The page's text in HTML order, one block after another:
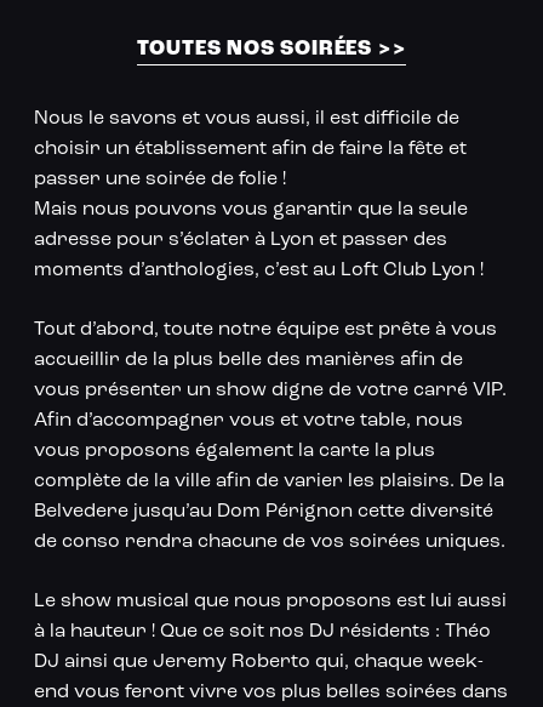
TOUTES NOS SOIRÉES >>
Nous le savons et vous aussi, il est difficile de
choisir un établissement afin de faire la fête et
passer une soirée de folie !
Mais nous pouvons vous garantir que la seule
adresse pour s’éclater à Lyon et passer des
moments d’anthologies, c’est au Loft Club Lyon !
Tout d’abord, toute notre équipe est prête à vous
accueillir de la plus belle des manières afin de
vous présenter un show digne de votre carré VIP.
Afin d’accompagner vous et votre table, nous
vous proposons également la carte la plus
complète de la ville afin de varier les plaisirs. De la
Belvedere jusqu’au Dom Pérignon cette diversité
de conso rendra chacune de vos soirées uniques.
Le show musical que nous proposons est lui aussi
à la hauteur ! Que ce soit nos DJ résidents : Théo
DJ ainsi que Jeremy Roberto qui, chaque week-
end vous feront vivre vos plus belles soirées dans